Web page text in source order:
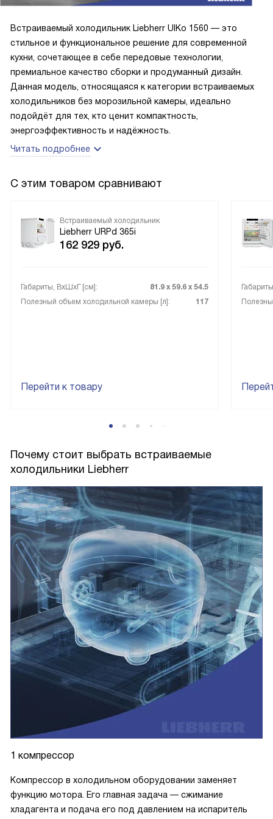
Кстати, в нижнем ящике храню пиво – бутылки по высоте
туда входят отлично. Размораживать его не требуется,
все автоматически происходит. Ну, и класс
энергоэффективности высокий. Вообщем, для такого, как
я волка-одиночки, этот холодильник – самое то. Вряд ли
бы мне удалось найти другую такую модель, которая
настолько бы меня устраивала во всем. Так что могу
смело ставить высокую оценку.
Встраиваемый холодильник Liebherr UIKo 1560 — это
стильное и функциональное решение для современной
кухни, сочетающее в себе передовые технологии,
премиальное качество сборки и продуманный дизайн.
Данная модель, относящаяся к категории встраиваемых
холодильников без морозильной камеры, идеально
подойдёт для тех, кто ценит компактность,
энергоэффективность и надёжность.
Читать подробнее
С этим товаром сравнивают
Встраиваемый холодильник
Liebherr URPd 365i
162 929 руб.
Габариты, ВxШxГ [см]:
81.9 х 59.6 х 54.5
Полезный объем холодильной камеры [л]:
117
Перейти к товару
Почему стоит выбрать встраиваемые
холодильники Liebherr
1 компрессор
Компрессор в холодильном оборудовании заменяет
функцию мотора. Его главная задача — сжимание
хладагента и подача его под давлением на испаритель